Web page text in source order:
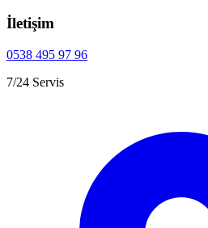
İletişim
0538 495 97 96
7/24 Servis